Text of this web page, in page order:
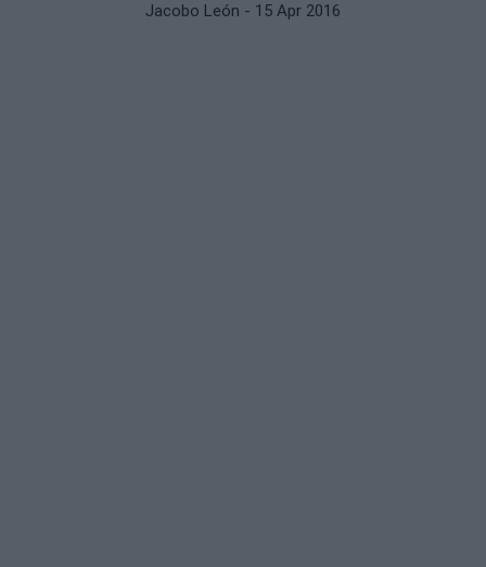
Jacobo León - 15 Apr 2016